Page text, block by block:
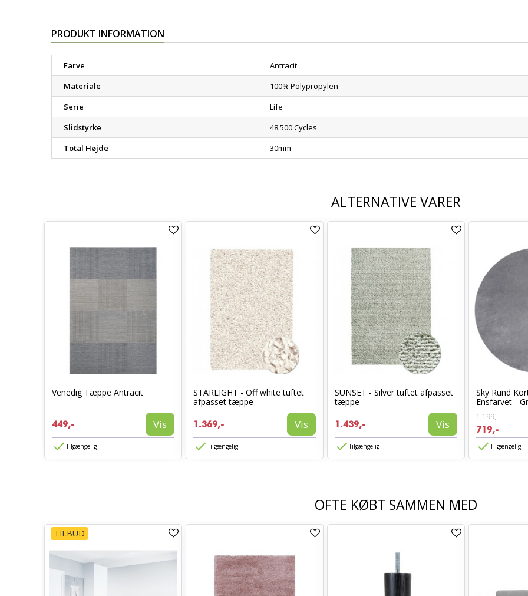
PRODUKT INFORMATION
Farve
Antracit
Materiale
100% Polypropylen
Serie
Life
Slidstyrke
48.500 Cycles
Total Højde
30mm
ALTERNATIVE VARER
Venedig Tæppe Antracit
449,- Vis
Tilgængelig
STARLIGHT - Off white tuftet
afpasset tæppe
1.369,- Vis
Tilgængelig
SUNSET - Silver tuftet afpasset
tæppe
1.439,- Vis
Tilgængelig
Sky Rund
Ensfarvet -
1.199,-
719,-
Tilgængelig
OFTE KØBT SAMMEN MED
TILBUD